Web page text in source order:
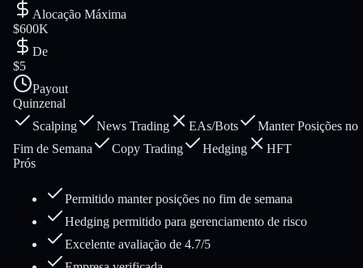
Alocação Máxima
$600K
De
$5
Payout
Quinzenal
Scalping
News Trading EAs/Bots
Manter Posições no
Fim de Semana
Copy Trading Hedging
HFT
Prós
Permitido manter posições no fim de semana
Hedging permitido para gerenciamento de risco
Excelente avaliação de 4.7/5